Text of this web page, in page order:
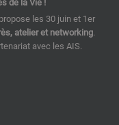
de la Vie !
les 30 juin et 1er
atelier et networking.
avec les AIS.